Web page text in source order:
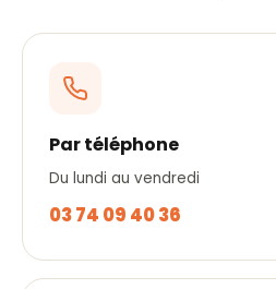
Par téléphone
Du lundi au vendredi
03 74 09 40 36